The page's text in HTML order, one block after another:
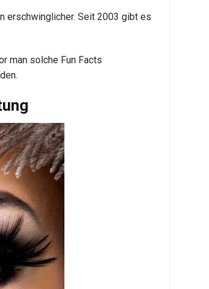
erschwinglicher. Seit 2003 gibt es
man solche Fun Facts